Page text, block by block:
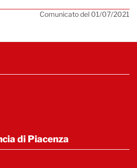
Comunicato del 01/07/2021
di Piacenza